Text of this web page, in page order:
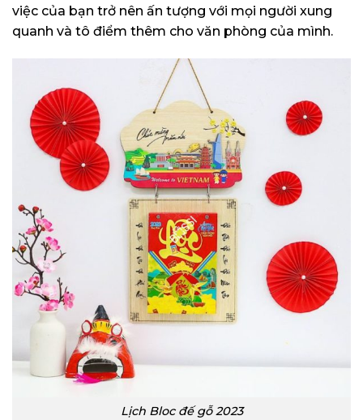
việc của bạn trở nên ấn tượng với mọi người xung
quanh và tô điểm thêm cho văn phòng của mình.
Lịch Bloc đế gỗ 2023